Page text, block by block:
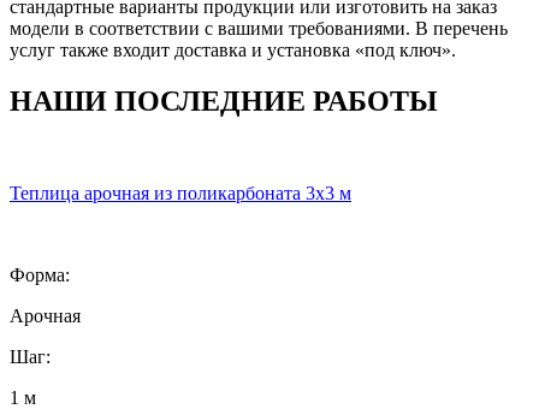
стандартные варианты продукции или изготовить на заказ
модели в соответствии с вашими требованиями. В перечень
услуг также входит доставка и установка «под ключ».
НАШИ ПОСЛЕДНИЕ РАБОТЫ
Теплица арочная из поликарбоната 3х3 м
Форма:
Арочная
Шаг:
1 м